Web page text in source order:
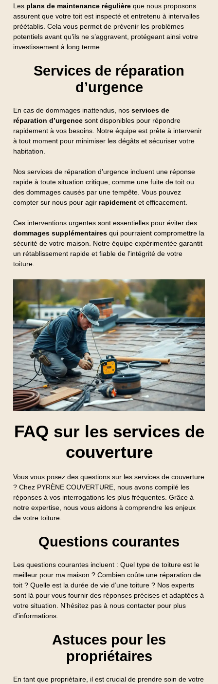
Les plans de maintenance régulièreque nous proposons
assurent que votre toit est inspecté et entretenu à intervalles
préétablis. Cela vous permet de prévenir les problèmes
potentiels avant qu’ils ne s’aggravent, protégeant ainsi votre
investissement à long terme.
Services de réparation
d’urgence
En cas de dommages inattendus, nos services de
réparation d’urgencesont disponibles pour répondre
rapidement à vos besoins. Notre équipe est prête à intervenir
à tout moment pour minimiser les dégâts et sécuriser votre
habitation.
Nos services de réparation d’urgence incluent une réponse
rapide à toute situation critique, comme une fuite de toit ou
des dommages causés par une tempête. Vous pouvez
compter sur nous pour agir rapidementet efficacement.
Ces interventions urgentes sont essentielles pour éviter des
dommages supplémentairesqui pourraient compromettre la
sécurité de votre maison. Notre équipe expérimentée garantit
un rétablissement rapide et fiable de l’intégrité de votre
toiture.
FAQ sur les services de
couverture
Vous vous posez des questions sur les services de couverture
? Chez PYRÈNE COUVERTURE, nous avons compilé les
réponses à vos interrogations les plus fréquentes. Grâce à
notre expertise, nous vous aidons à comprendre les enjeux
de votre toiture.
Questions courantes
Les questions courantes incluent : Quel type de toiture est le
meilleur pour ma maison ? Combien coûte une réparation de
toit ? Quelle est la durée de vie d’une toiture ? Nos experts
sont là pour vous fournir des réponses précises et adaptées à
votre situation. N’hésitez pas à nous contacter pour plus
d’informations.
Astuces pour les
propriétaires
En tant que propriétaire, il est crucial de prendre soin de votre